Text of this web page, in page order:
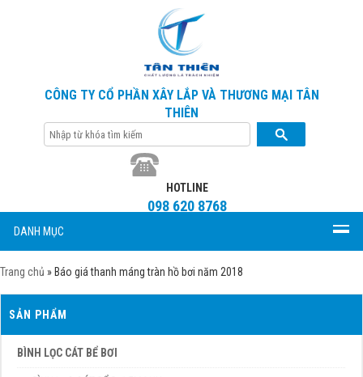
CÔNG TY CỔ PHẦN XÂY LẮP VÀ THƯƠNG MẠI TÂN
THIÊN
HOTLINE
098 620 8768
DANH MỤC
Trang chủ » Báo giá thanh máng tràn hồ bơi năm 2018
SẢN PHẨM
BÌNH LỌC CÁT BỂ BƠI